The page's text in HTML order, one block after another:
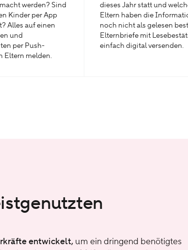
werden? Sind
Kinder per App
Alles auf einen
und
per Push-
Eltern melden.
dieses Jahr statt und
Eltern haben die
noch nicht als gelesen
Elternbriefe mit
einfach digital versenden.
entwickelt, um ein dringend benötigtes